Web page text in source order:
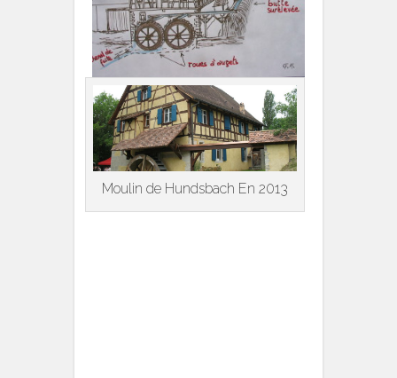
Moulin de Hundsbach En 2013